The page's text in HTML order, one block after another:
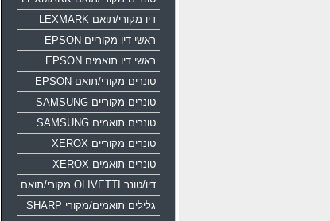
דיו מקורי/תואם LEXMARK
ראשי דיו מקוריים EPSON
ראשי דיו תואמים EPSON
טונרים מקורי/תואם EPSON
טונרים מקוריים SAMSUNG
טונרים תואמים SAMSUNG
טונרים מקוריים XEROX
טונרים תואמים XEROX
דיו/טונר OLIVETTI מקורי/תואם
גלילים תואמים/מקורי SHARP